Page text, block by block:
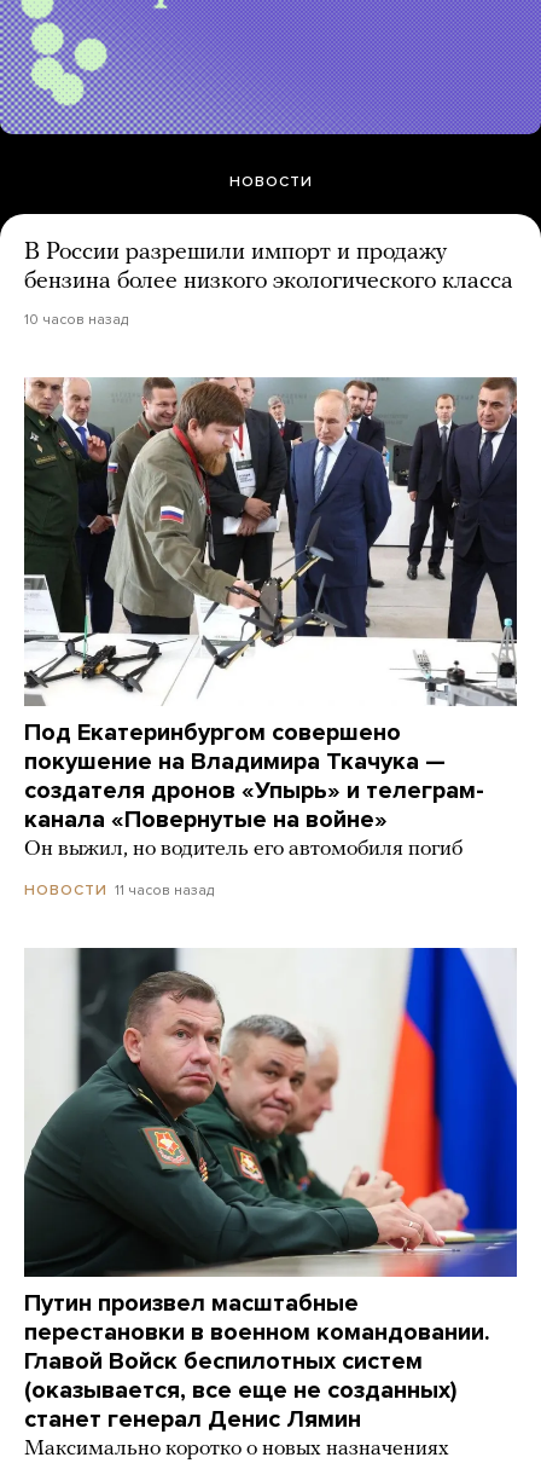
НОВОСТИ
В России разрешили импорт и продажу
бензина более низкого экологического класса
10 часов назад
Под Екатеринбургом совершено
покушение на Владимира Ткачука —
создателя дронов «Упырь» и телеграм-
канала «Повернутые на войне»
Он выжил, но водитель его автомобиля погиб
НОВОСТИ 11 часов назад
Путин произвел масштабные
перестановки в военном командовании.
Главой Войск беспилотных систем
(оказывается, все еще не созданных)
станет генерал Денис Лямин
Максимально коротко о новых назначениях